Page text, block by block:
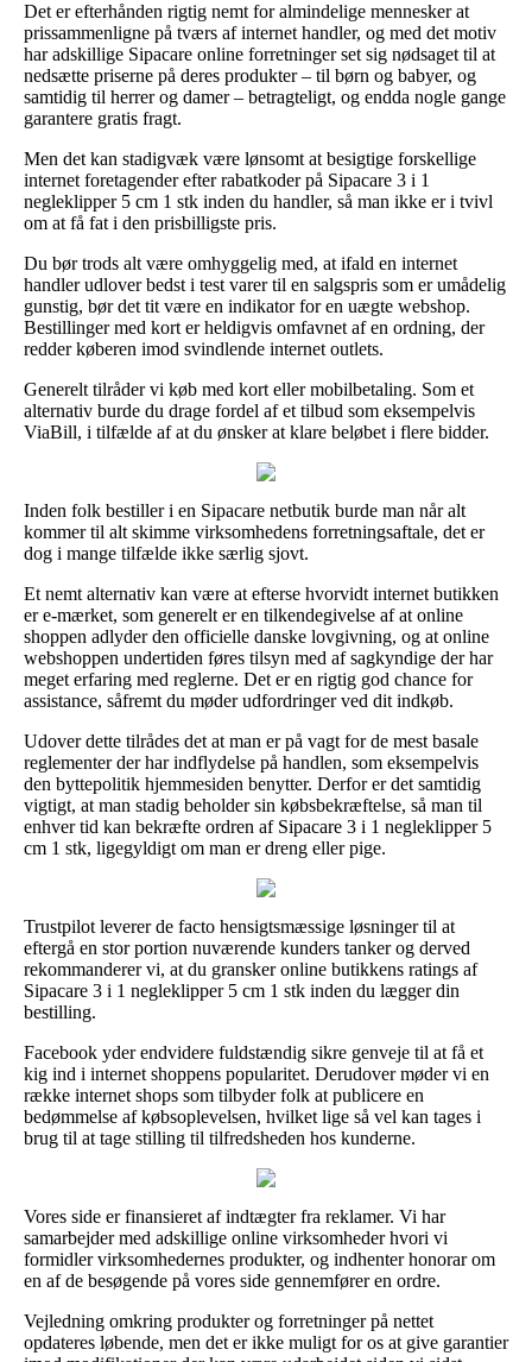
Det er efterhånden rigtig nemt for almindelige mennesker at
prissammenligne på tværs af internet handler, og med det motiv
har adskillige Sipacare online forretninger set sig nødsaget til at
nedsætte priserne på deres produkter – til børn og babyer, og
samtidig til herrer og damer – betragteligt, og endda nogle gange
garantere gratis fragt.
Men det kan stadigvæk være lønsomt at besigtige forskellige
internet foretagender efter rabatkoder på Sipacare 3 i 1
negleklipper 5 cm 1 stk inden du handler, så man ikke er i tvivl
om at få fat i den prisbilligste pris.
Du bør trods alt være omhyggelig med, at ifald en internet
handler udlover bedst i test varer til en salgspris som er umådelig
gunstig, bør det tit være en indikator for en uægte webshop.
Bestillinger med kort er heldigvis omfavnet af en ordning, der
redder køberen imod svindlende internet outlets.
Generelt tilråder vi køb med kort eller mobilbetaling. Som et
alternativ burde du drage fordel af et tilbud som eksempelvis
ViaBill, i tilfælde af at du ønsker at klare beløbet i flere bidder.
Inden folk bestiller i en Sipacare netbutik burde man når alt
kommer til alt skimme virksomhedens forretningsaftale, det er
dog i mange tilfælde ikke særlig sjovt.
Et nemt alternativ kan være at efterse hvorvidt internet butikken
er e-mærket, som generelt er en tilkendegivelse af at online
shoppen adlyder den officielle danske lovgivning, og at online
webshoppen undertiden føres tilsyn med af sagkyndige der har
meget erfaring med reglerne. Det er en rigtig god chance for
assistance, såfremt du møder udfordringer ved dit indkøb.
Udover dette tilrådes det at man er på vagt for de mest basale
reglementer der har indflydelse på handlen, som eksempelvis
den byttepolitik hjemmesiden benytter. Derfor er det samtidig
vigtigt, at man stadig beholder sin købsbekræftelse, så man til
enhver tid kan bekræfte ordren af Sipacare 3 i 1 negleklipper 5
cm 1 stk, ligegyldigt om man er dreng eller pige.
Trustpilot leverer de facto hensigtsmæssige løsninger til at
eftergå en stor portion nuværende kunders tanker og derved
rekommanderer vi, at du gransker online butikkens ratings af
Sipacare 3 i 1 negleklipper 5 cm 1 stk inden du lægger din
bestilling.
Facebook yder endvidere fuldstændig sikre genveje til at få et
kig ind i internet shoppens popularitet. Derudover møder vi en
række internet shops som tilbyder folk at publicere en
bedømmelse af købsoplevelsen, hvilket lige så vel kan tages i
brug til at tage stilling til tilfredsheden hos kunderne.
Vores side er finansieret af indtægter fra reklamer. Vi har
samarbejder med adskillige online virksomheder hvori vi
formidler virksomhedernes produkter, og indhenter honorar om
en af de besøgende på vores side gennemfører en ordre.
Vejledning omkring produkter og forretninger på nettet
opdateres løbende, men det er ikke muligt for os at give garantier